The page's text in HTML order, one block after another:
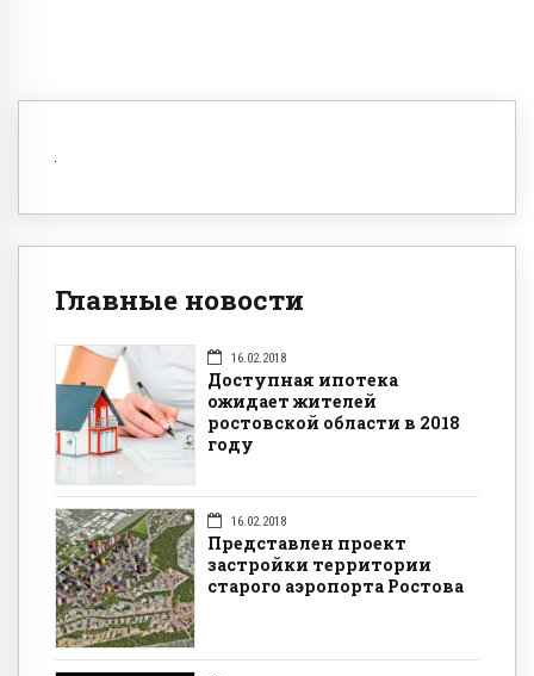
Главные новости
16.02.2018
Доступная ипотека
ожидает жителей
ростовской области в 2018
году
16.02.2018
Представлен проект
застройки территории
старого аэропорта Ростова